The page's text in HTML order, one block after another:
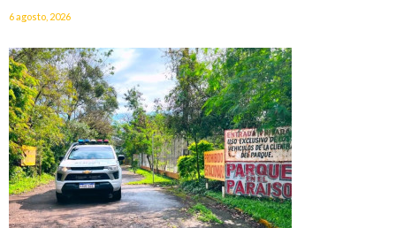
6 agosto, 2026